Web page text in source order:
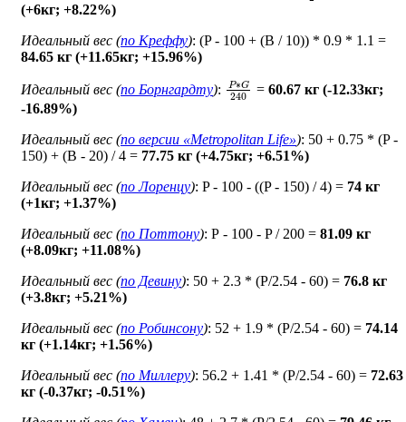
(+6кг; +8.22%)
Идеальный вес (по Креффу): (P - 100 + (B / 10)) * 0.9 * 1.1 =
84.65 кг (+11.65кг; +15.96%)
Идеальный вес (по Борнгардту): P∗G 240
=60.67 кг (-12.33кг;
-16.89%)
Идеальный вес (по версии «Metropolitan Life»): 50 + 0.75 * (P -
150) + (B - 20) / 4 = 77.75 кг (+4.75кг; +6.51%)
Идеальный вес (по Лоренцу): P - 100 - ((P - 150) / 4) = 74 кг
(+1кг; +1.37%)
Идеальный вес (по Поттону): Р - 100 - P / 200 = 81.09 кг
(+8.09кг; +11.08%)
Идеальный вес (по Девину): 50 + 2.3 * (P/2.54 - 60) = 76.8 кг
(+3.8кг; +5.21%)
Идеальный вес (по Робинсону): 52 + 1.9 * (P/2.54 - 60) = 74.14
кг (+1.14кг; +1.56%)
Идеальный вес (по Миллеру): 56.2 + 1.41 * (P/2.54 - 60) = 72.63
кг (-0.37кг; -0.51%)